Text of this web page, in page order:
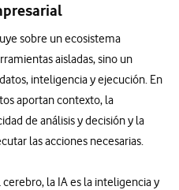
sobre un ecosistema
aisladas, sino un
inteligencia y ejecución. En
aportan contexto, la
de análisis y decisión y la
las acciones necesarias.
la IA es la inteligencia y